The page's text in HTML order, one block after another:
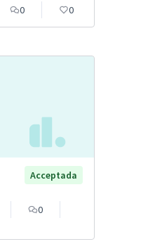
0 0
Acceptada
0